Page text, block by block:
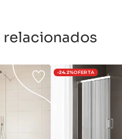
-24.2%OFERTA